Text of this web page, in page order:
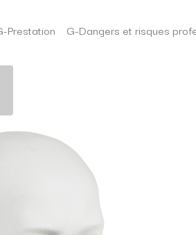
Prestation G-Dangers et risques